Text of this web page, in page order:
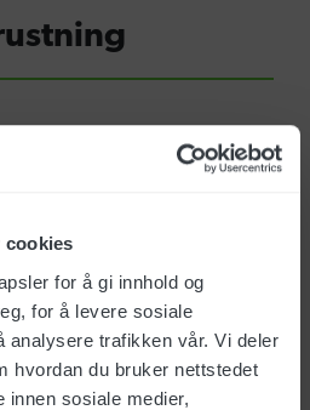
cookies
for å gi innhold og
for å levere sosiale
analysere trafikken vår. Vi deler
hvordan du bruker nettstedet
innen sosiale medier,